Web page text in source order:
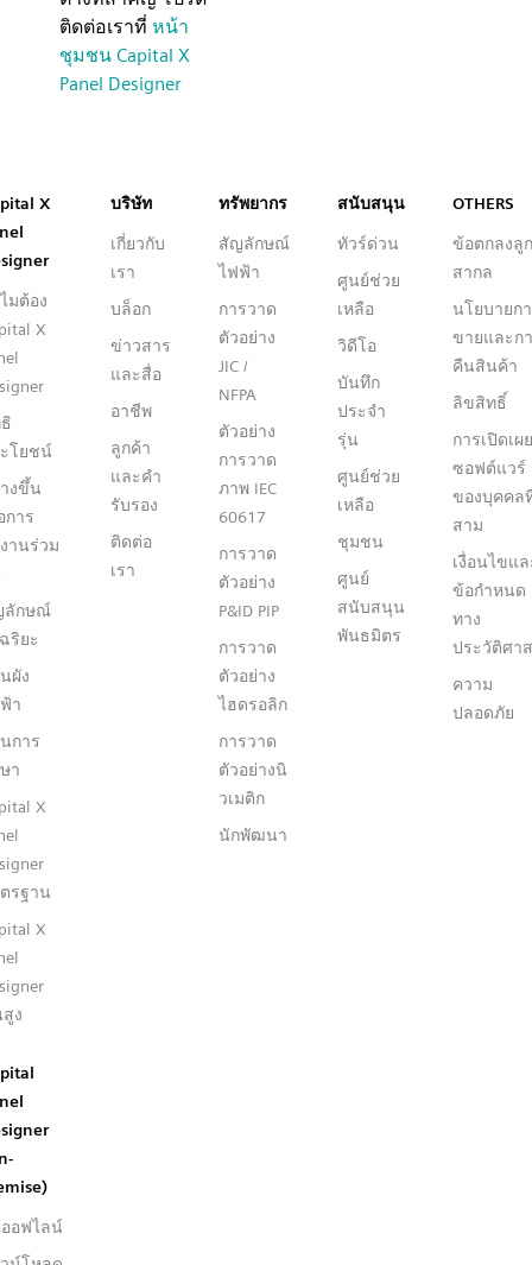
ติดต่อเราที่ หน้า
ชุมชน Capital X
Panel Designer
Capital™ X Panel Designer
X
มต้อง
X
โยชน์
งขึ้น
การ
านร่วม
กษณ์
ริยะ
ผัง
า
การ
า
X
รฐาน
X
ง
อฟไลน์
บริษัท
เกี่ยวกับ
เรา
บล็อก
ข่าวสาร
และสื่อ
อาชีพ
ลูกค้า
และคำ
รับรอง
ติดต่อ
เรา
ทรัพยากร
สัญลักษณ์
ไฟฟ้า
การวาด
ตัวอย่าง
JIC /
NFPA
ตัวอย่าง
การวาด
ภาพ IEC
60617
การวาด
ตัวอย่าง
P&ID PIP
การวาด
ตัวอย่าง
ไฮดรอลิก
การวาด
ตัวอย่างนิ
วเมติก
นักพัฒนา
สนับสนุน
ทัวร์ด่วน
ศูนย์ช่วย
เหลือ
วิดีโอ
บันทึก
ประจำ
รุ่น
ศูนย์ช่วย
เหลือ
ชุมชน
ศูนย์
สนับสนุน
พันธมิตร
OTHERS
ข้อตกลงลู
สากล
นโยบายก
ขายและก
คืนสินค้า
ลิขสิทธิ์
การเปิดเผย
ซอฟต์แวร์
ของบุคคล
สาม
เงื่อนไขแล
ข้อกำหนด
ทาง
ประวัติศา
ความ
ปลอดภัย